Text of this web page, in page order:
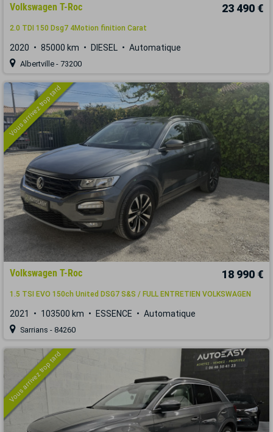
Volkswagen T-Roc 23 490 €
2.0 TDI 150 Dsg7 4Motion finition Carat
2020 85000 km DIESEL Automatique
Albertville - 73200
Vous arrivez trop tard
Volkswagen T-Roc 18 990 €
1.5 TSI EVO 150ch United DSG7 S&S / FULL ENTRETIEN VOLKSWAGEN
2021 103500 km ESSENCE Automatique
Sarrians - 84260
Vous arrivez trop tard